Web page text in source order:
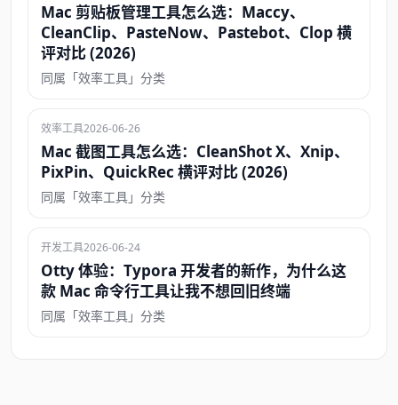
Mac 剪贴板管理工具怎么选：Maccy、
CleanClip、PasteNow、Pastebot、Clop 横
评对比 (2026)
同属「效率工具」分类
效率工具2026-06-26
Mac 截图工具怎么选：CleanShot X、Xnip、
PixPin、QuickRec 横评对比 (2026)
同属「效率工具」分类
开发工具2026-06-24
Otty 体验：Typora 开发者的新作，为什么这
款 Mac 命令行工具让我不想回旧终端
同属「效率工具」分类